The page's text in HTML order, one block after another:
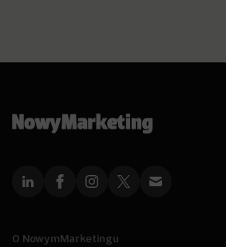
O NowymMarketingu